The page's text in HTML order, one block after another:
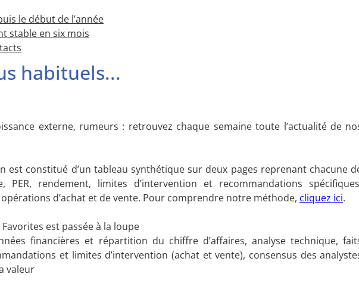
le début de l’année
stable en six mois
habituels...
externe, rumeurs : retrouvez chaque semaine toute l’actualité de
est constitué d’un tableau synthétique sur deux pages reprenant chacune
PER, rendement, limites d’intervention et recommandations
d’achat et de vente. Pour comprendre notre méthode, cliquez ici.
est passée à la loupe
financières et répartition du chiffre d’affaires, analyse technique,
et limites d’intervention (achat et vente), consensus des
valeur